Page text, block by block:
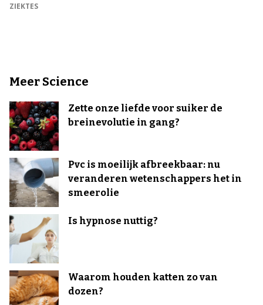
ZIEKTES
Meer Science
Zette onze liefde voor suiker de
breinevolutie in gang?
Pvc is moeilijk afbreekbaar: nu
veranderen wetenschappers het in
smeerolie
Is hypnose nuttig?
Waarom houden katten zo van
dozen?